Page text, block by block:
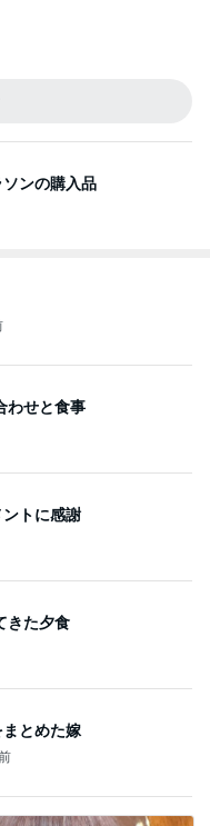
ンの購入品
わせと食事
トに感謝
きた夕食
とめた嫁